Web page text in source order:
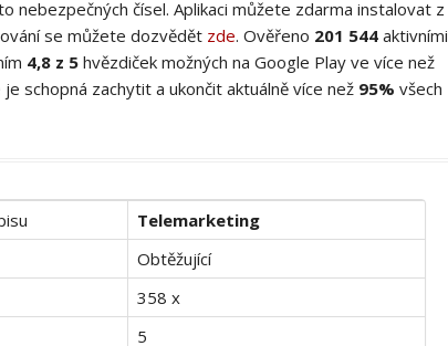
nebezpečných čísel. Aplikaci můžete zdarma instalovat z
se můžete dozvědět zde. Ověřeno 201 544 aktivními
4,8 z 5 hvězdiček možných na Google Play ve více než
je schopná zachytit a ukončit aktuálně více než 95% všech
Telemarketing
Obtěžující
358 x
5